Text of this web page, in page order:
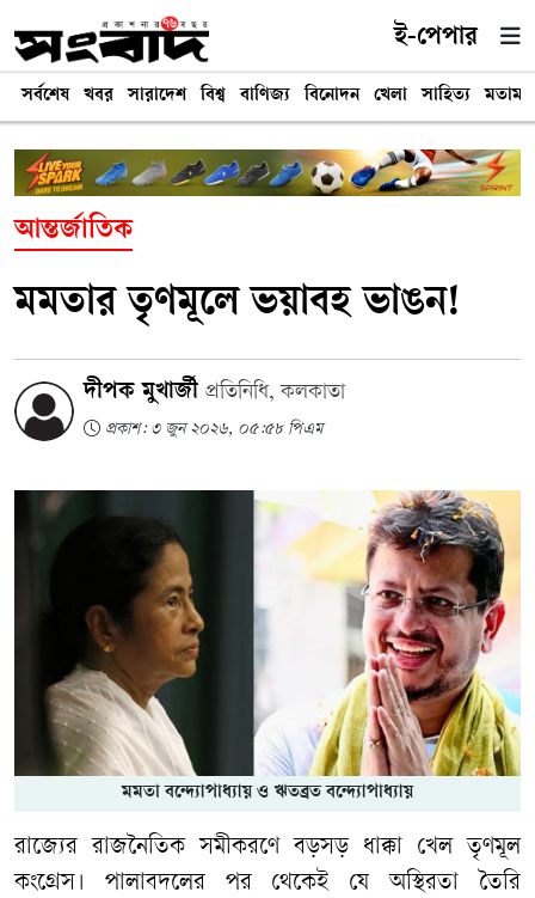
ই-পেপার
সর্বশেষ খবর সারাদেশ বিশ্ব বাণিজ্য বিনোদন খেলা সাহিত্য মতামত
আন্তর্জাতিক
মমতার তৃণমূলে ভয়াবহ ভাঙন!
দীপক মুখার্জী প্রতিনিধি, কলকাতা
প্রকাশ: ৩ জুন ২০২৬, ০৫:৫৮ পিএম
মমতা বন্দ্যোপাধ্যায় ও ঋতব্রত বন্দ্যোপাধ্যায়
রাজ্যের রাজনৈতিক সমীকরণে বড়সড় ধাক্কা খেল তৃণমূল
কংগ্রেস। পালাবদলের পর থেকেই যে অস্থিরতা তৈরি